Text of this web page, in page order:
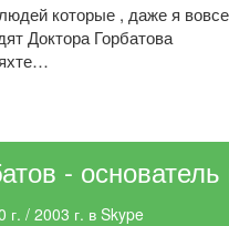
которые , даже я
Доктора Горбатова
-
/ 2003 г. в Skype